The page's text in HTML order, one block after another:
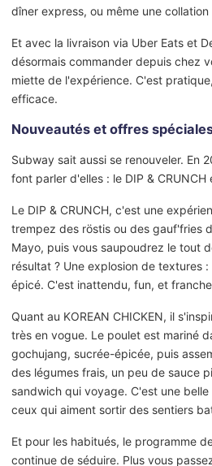
dîner express, ou même une collation
Et avec la livraison via Uber Eats et
désormais commander depuis chez
miette de l'expérience. C'est
efficace.
Nouveautés et offres
Subway sait aussi se renouveler. En
font parler d'elles : le DIP & CRUNCH
Le DIP & CRUNCH, c'est une
trempez des röstis ou des gauf'fries
Mayo, puis vous saupoudrez le tout
résultat ? Une explosion de textures
épicé. C'est inattendu, fun, et
Quant au KOREAN CHICKEN, il
très en vogue. Le poulet est mariné
gochujang, sucrée-épicée, puis
des légumes frais, un peu de sauce
sandwich qui voyage. C'est une
ceux qui aiment sortir des sentiers
Et pour les habitués, le programme
continue de séduire. Plus vous